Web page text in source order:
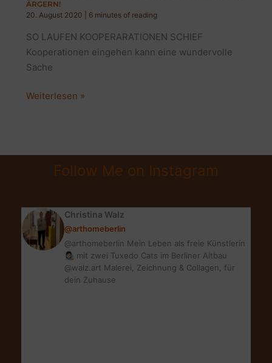
ÄRGERN!
20. August 2020
6 minutes of reading
SO LAUFEN KOOPERARATIONEN SCHIEF
Kooperationen eingehen kann eine wundervolle
Sache
KOOPERATIONEN
DIE
Weiterlesen »
Follow Me on Instagram
Christina Walz
@arthomeberlin
@arthomeberlin Mein Leben als freie Künstlerin
👩🏻‍🎨 mit zwei Tuxedo Cats im Berliner Altbau
@walz.art Malerei, Zeichnung & Collagen, für
dein Zuhause